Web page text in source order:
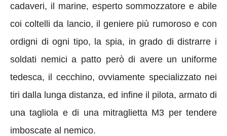
cadaveri, il marine, esperto sommozzatore e abile
coi coltelli da lancio, il geniere più rumoroso e con
ordigni di ogni tipo, la spia, in grado di distrarre i
soldati nemici a patto però di avere un uniforme
tedesca, il cecchino, ovviamente specializzato nei
tiri dalla lunga distanza, ed infine il pilota, armato di
una tagliola e di una mitraglietta M3 per tendere
imboscate al nemico.